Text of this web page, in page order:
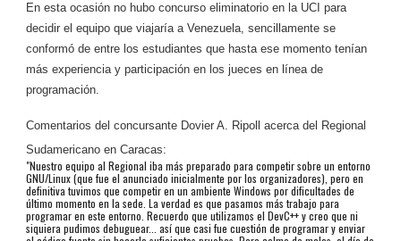
En esta ocasión no hubo concurso eliminatorio en la UCI para
decidir el equipo que viajaría a Venezuela, sencillamente se
conformó de entre los estudiantes que hasta ese momento tenían
más experiencia y participación en los jueces en línea de
programación.
Comentarios del concursante Dovier A. Ripoll acerca del Regional
Sudamericano en Caracas:
"Nuestro equipo al Regional iba más preparado para competir sobre un entorno
GNU/Linux (que fue el anunciado inicialmente por los organizadores), pero en
definitiva tuvimos que competir en un ambiente Windows por dificultades de
último momento en la sede. La verdad es que pasamos más trabajo para
programar en este entorno. Recuerdo que utilizamos el DevC++ y creo que ni
siquiera pudimos debuguear... así que casi fue cuestión de programar y enviar